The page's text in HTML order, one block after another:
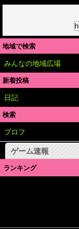
地域で検索
みんなの地域広場
新着投稿
日記
検索
プロフ
ゲーム速報
ランキング